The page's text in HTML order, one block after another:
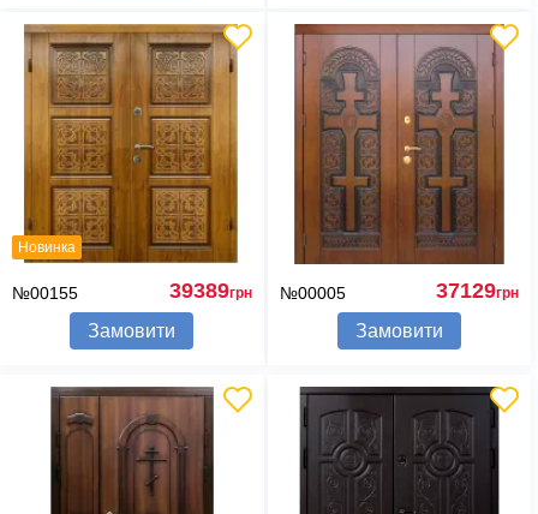
Новинка
№00155 39389грн
Замовити
№00005 37129грн
Замовити